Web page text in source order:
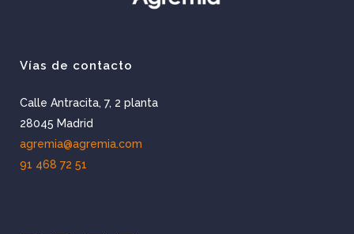
Vías de contacto
Calle Antracita, 7, 2 planta
28045 Madrid
agremia@agremia.com
91 468 72 51